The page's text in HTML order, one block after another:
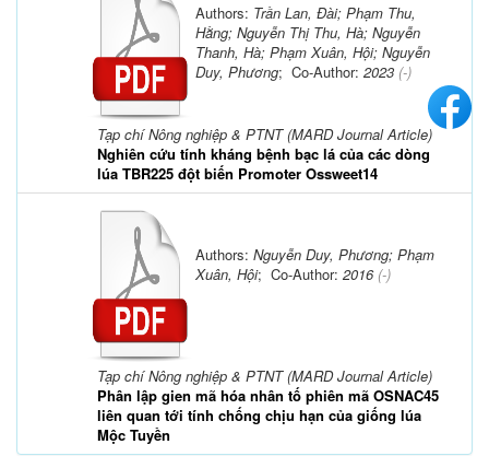
Tạp chí Nông nghiệp & PTNT (MARD Journal Article)
Nghiên cứu tính kháng bệnh bạc lá của các dòng
lúa TBR225 đột biến Promoter Ossweet14
Authors: Trần Lan, Đài; Phạm Thu,
Hằng; Nguyễn Thị Thu, Hà; Nguyễn
Thanh, Hà; Phạm Xuân, Hội; Nguyễn
Duy, Phương; Co-Author: 2023 (-)
Tạp chí Nông nghiệp & PTNT (MARD Journal Article)
Phân lập gien mã hóa nhân tố phiên mã OSNAC45
liên quan tới tính chống chịu hạn của giống lúa
Mộc Tuyền
Authors: Nguyễn Duy, Phương; Phạm
Xuân, Hội; Co-Author: 2016(-)